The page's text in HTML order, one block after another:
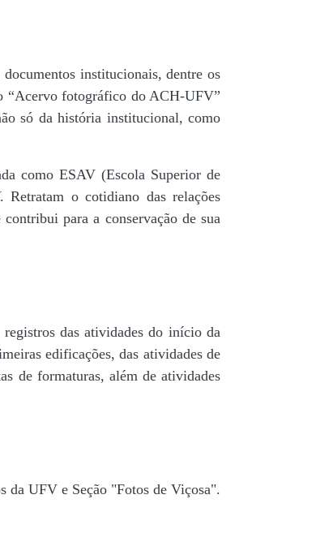
institucionais, dentre os
“Acervo fotográfico do ACH-UFV”
só da história institucional, como
como ESAV (Escola Superior de
o cotidiano das relações
para a conservação de sua
das atividades do início da
edificações, das atividades de
de formaturas, além de atividades
da UFV e Seção "Fotos de Viçosa".